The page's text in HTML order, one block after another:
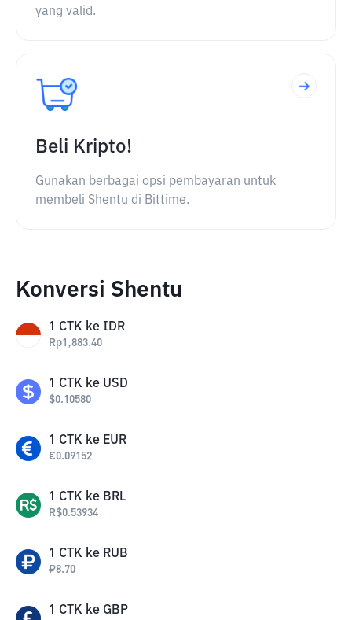
yang valid.
Beli Kripto!
Gunakan berbagai opsi pembayaran untuk
membeli Shentu di Bittime.
Konversi Shentu
1 CTK ke IDR
Rp1,883.40
1 CTK ke USD
$0.10580
1 CTK ke EUR
€0.09152
1 CTK ke BRL
R$0.53934
1 CTK ke RUB
₽8.70
1 CTK ke GBP